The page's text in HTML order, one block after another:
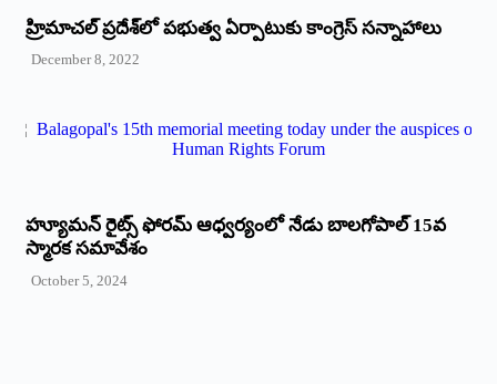
‌హ్రిమాచల్‌ ‌ప్రదేశ్‌లో పభుత్వ ఏర్పాటుకు కాంగ్రెస్‌ ‌సన్నాహాలు
December 8, 2022
హ్యూమన్‌ రైట్స్‌ ఫోరమ్‌ ఆధ్వర్యంలో నేడు బాలగోపాల్‌ 15వ
స్మారక సమావేశం
October 5, 2024